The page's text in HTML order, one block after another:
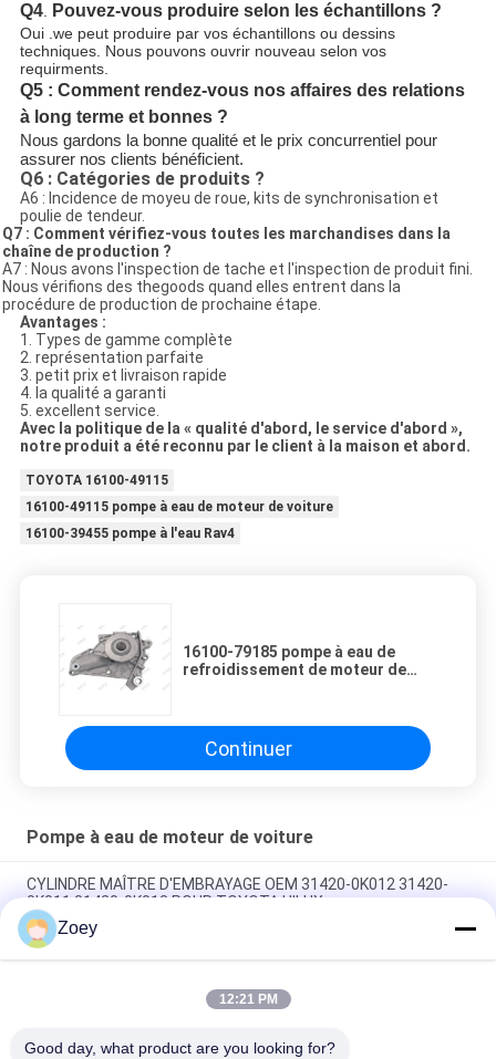
Q4. Pouvez-vous produire selon les échantillons ?
Oui .we peut produire par vos échantillons ou dessins
techniques. Nous pouvons ouvrir nouveau selon vos
requirments.
Q5 : Comment rendez-vous nos affaires des relations
à long terme et bonnes ?
Nous gardons la bonne qualité et le prix concurrentiel pour
assurer nos clients bénéficient.
Q6 : Catégories de produits ?
A6 : Incidence de moyeu de roue, kits de synchronisation et
poulie de tendeur.
Q7 : Comment vérifiez-vous toutes les marchandises dans la
chaîne de production ?
A7 : Nous avons l'inspection de tache et l'inspection de produit fini.
Nous vérifions des thegoods quand elles entrent dans la
procédure de production de prochaine étape.
Avantages :
1. Types de gamme complète
2. représentation parfaite
3. petit prix et livraison rapide
4. la qualité a garanti
5. excellent service.
Avec la politique de la « qualité d'abord, le service d'abord »,
notre produit a été reconnu par le client à la maison et abord.
TOYOTA 16100-49115
16100-49115 pompe à eau de moteur de voiture
16100-39455 pompe à l'eau Rav4
16100-79185 pompe à eau de
refroidissement de moteur de
Continuer
Pompe à eau de moteur de voiture
CYLINDRE MAÎTRE D'EMBRAYAGE OEM 31420-0K012 31420-
0K011 31420-0K013 POUR TOYOTA HILUX
Je vous présente le modèle de la série PQH500060 LR013506
OEM 12204-20040 12204-20020 12204-31030 SOUPAPE,
VENTILATION DU CARTER MOTEUR POUR TOYOTA
Zoey
12:21 PM
Good day, what product are you looking for?